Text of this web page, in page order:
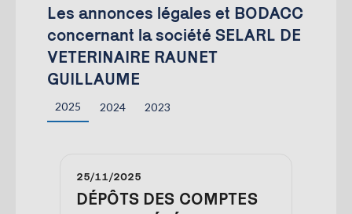
Les annonces légales et BODACC
concernant la société SELARL DE
VETERINAIRE RAUNET
GUILLAUME
2025 2024 2023
25/11/2025
DÉPÔTS DES COMPTES